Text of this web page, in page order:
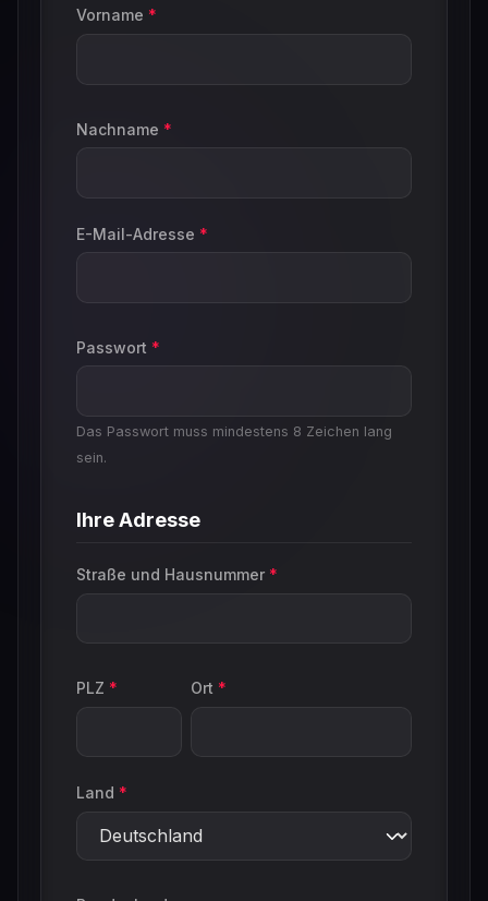
Vorname *
Nachname *
E-Mail-Adresse *
Passwort *
Das Passwort muss mindestens 8 Zeichen lang
sein.
Ihre Adresse
Straße und Hausnummer *
PLZ * Ort *
Land *